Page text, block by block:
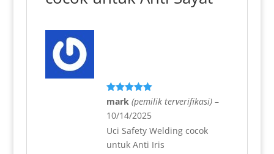
Dinilai5
mark (pemilik terverifikasi) –
10/14/2025
Uci Safety Welding cocok
untuk Anti Iris